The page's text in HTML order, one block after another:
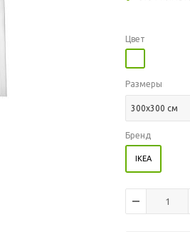
Цвет
Размеры
300x300 см
Бренд
IKEA